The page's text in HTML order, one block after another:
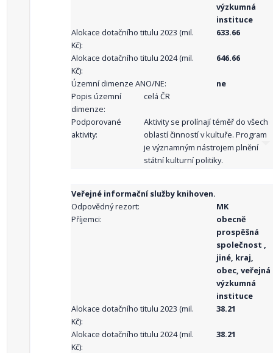
výzkumná
instituce
Alokace dotačního titulu 2023 (mil.
Kč):
633.66
Alokace dotačního titulu 2024 (mil.
Kč):
646.66
Územní dimenze ANO/NE:
ne
Popis územní
dimenze:
celá ČR
Podporované
aktivity:
Aktivity se prolínají téměř do všech
oblastí činností v kultuře. Program
je významným nástrojem plnění
státní kulturní politiky.
Veřejné informační služby knihoven.
Odpovědný rezort:
MK
Příjemci:
obecně
prospěšná
společnost ,
jiné, kraj,
obec, veřejná
výzkumná
instituce
Alokace dotačního titulu 2023 (mil.
Kč):
38.21
Alokace dotačního titulu 2024 (mil.
Kč):
38.21